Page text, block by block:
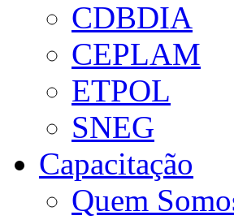
CDBDIA
CEPLAM
ETPOL
SNEG
Capacitação
Quem